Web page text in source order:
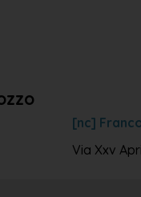
[nc]
Via Xxv